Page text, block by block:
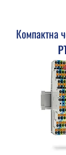
Компактна